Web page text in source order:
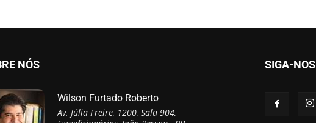
NÓS
Wilson Furtado Roberto
Av. Júlia Freire, 1200, Sala 904,
SIGA-NOS